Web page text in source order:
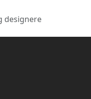
designere